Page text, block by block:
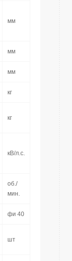
мм
мм
мм
кг
кг
кВ/л.с.
об./
мин.
фи 40
шт